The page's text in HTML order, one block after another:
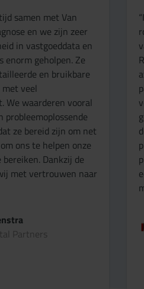
samen met Van
en we zijn zeer
in vastgoeddata en
enorm geholpen. Ze
en bruikbare
veel
We waarderen vooral
probleemoplossende
ze bereid zijn om net
ons te helpen onze
Dankzij de
met vertrouwen naar
Partners